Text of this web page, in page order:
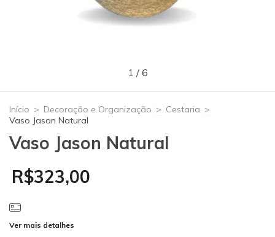
1 / 6
Início > Decoração e Organização > Cestaria >
Vaso Jason Natural
Vaso Jason Natural
R$323,00
Ver mais detalhes